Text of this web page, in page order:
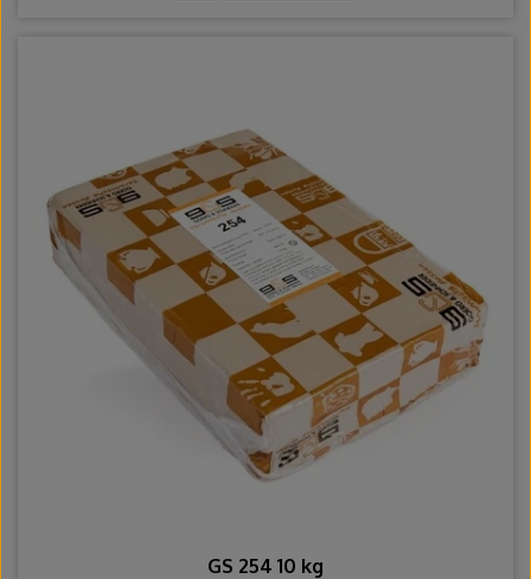
GS 254 10 kg